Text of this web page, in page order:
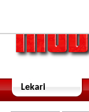
Lekari